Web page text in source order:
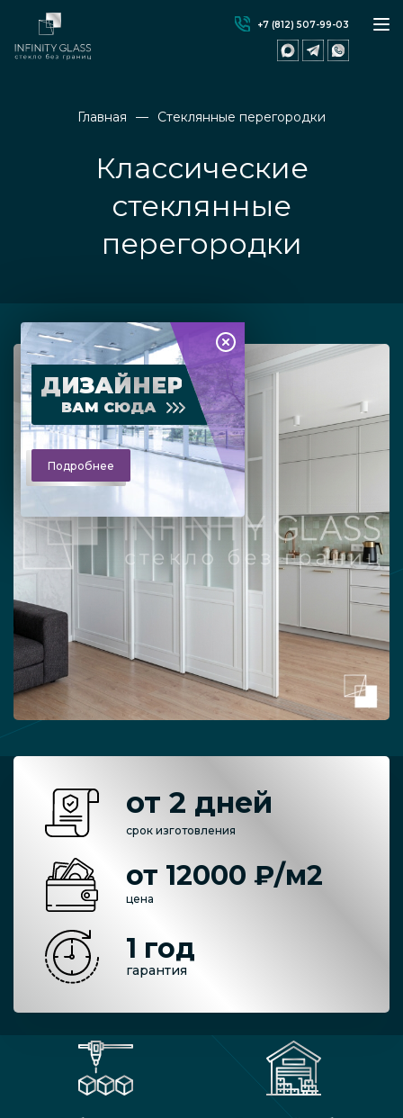
+7 (812) 507-99-03
Главная Стеклянные перегородки
Классические
стеклянные
перегородки
ДИЗАЙНЕР
ВАМ СЮДА
Подробнее
от 2 дней
срок изготовления
от 12000 ₽/м2
цена
1 год
гарантия